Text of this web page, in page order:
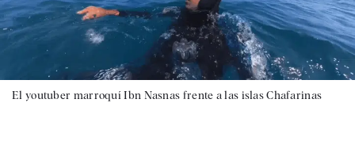
El youtuber marroquí Ibn Nasnas frente a las islas Chafarinas